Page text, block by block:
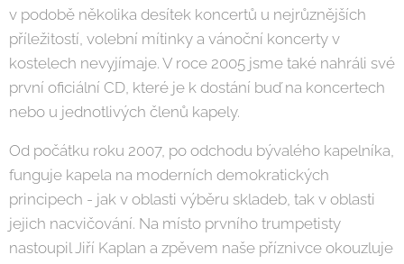
v podobě několika desítek koncertů u nejrůznějších
příležitostí, volební mítinky a vánoční koncerty v
kostelech nevyjímaje. V roce 2005 jsme také nahráli své
první oficiální CD, které je k dostání buď na koncertech
nebo u jednotlivých členů kapely.
Od počátku roku 2007, po odchodu bývalého kapelníka,
funguje kapela na moderních demokratických
principech - jak v oblasti výběru skladeb, tak v oblasti
jejich nacvičování. Na místo prvního trumpetisty
nastoupil Jiří Kaplan a zpěvem naše příznivce okouzluje